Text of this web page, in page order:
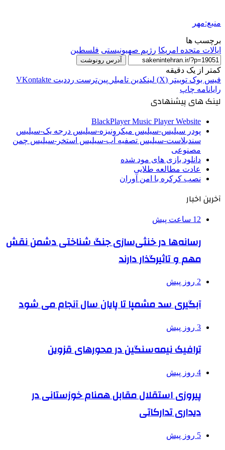
منبع:مهر
برچسب ها
ایالات متحده امریکا رژیم صهیونیستی فلسطین
آدرس رونوشت
کمتر از یک دقیقه
فیس بوک توییتر (X) لینکدین ‫تامبلر ‫پین‌ترست ‫رددیت ‫VKontakte
رایانامه چاپ
لینک های پیشنهادی
BlackPlayer Music Player Website
پودر سیلیس-سیلیس میکرونیزه-سیلیس درجه یک-سیلیس
سندبلاست-سیلیس تصفیه آب-سیلیس استخر-سیلیس چمن
مصنوعی
دانلود بازی های مود شده
عادت مطالعه طلایی
نصب کرکره با امن آوران
آخرین اخبار
12 ساعت پیش
رسانه‌ها در خنثی‌سازی جنگ شناختی دشمن نقش‌
مهم و تاثیرگذار دارند
2 روز پیش
آبگیری سد مشمپا تا پایان سال آنجام می شود
3 روز پیش
ترافیک نیمه‌سنگین در محورهای قزوین
4 روز پیش
پیروزی استقلال مقابل همنام خوزستانی در
دیداری تدارکاتی
5 روز پیش